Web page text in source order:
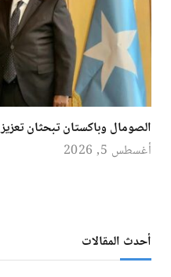
الصومال وباكستان تبحثان
أغسطس 5, 2026
أحدث المقالات